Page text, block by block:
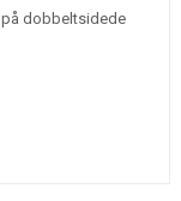
på dobbeltsidede